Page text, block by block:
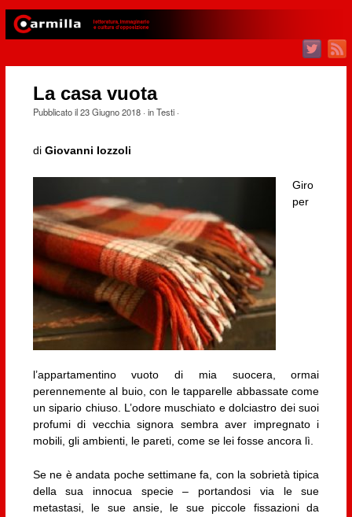
La casa vuota
Pubblicato il23 Giugno 2018· inTesti·
di Giovanni Iozzoli
Giro
per
l’appartamentino vuoto di mia suocera, ormai
perennemente al buio, con le tapparelle abbassate come
un sipario chiuso. L’odore muschiato e dolciastro dei suoi
profumi di vecchia signora sembra aver impregnato i
mobili, gli ambienti, le pareti, come se lei fosse ancora lì.
Se ne è andata poche settimane fa, con la sobrietà tipica
della sua innocua specie – portandosi via le sue
metastasi, le sue ansie, le sue piccole fissazioni da